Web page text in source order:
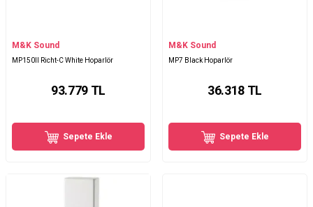
M&K Sound
MP150II Richt-C White Hoparlör
93.779TL
Sepete Ekle
M&K Sound
MP7 Black Hoparlör
36.318TL
Sepete Ekle